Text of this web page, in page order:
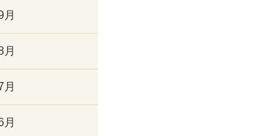
月
月
月
月